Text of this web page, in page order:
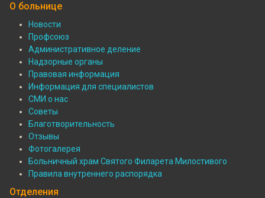
О больнице
Подвал:
больнице
Новости
Профсоюз
Административное деление
Надзорные органы
Правовая информация
Информация для специалистов
СМИ о нас
Советы
Благотворительность
Отзывы
Фотогалерея
Больничный храм Святого Филарета Милостивого
Правила внутреннего распорядка
Отделения